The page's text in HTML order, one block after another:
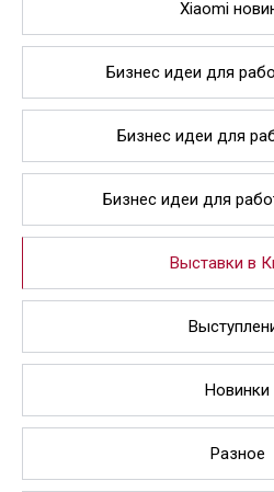
Xiaomi
Бизнес идеи для
Бизнес идеи для
Бизнес идеи для
Выставки в
Новинки
Разное